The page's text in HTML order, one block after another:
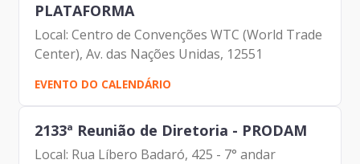
PLATAFORMA
Local: Centro de Convenções WTC (World Trade
Center), Av. das Nações Unidas, 12551
EVENTO DO CALENDÁRIO
2133ª Reunião de Diretoria - PRODAM
Local: Rua Líbero Badaró, 425 - 7° andar